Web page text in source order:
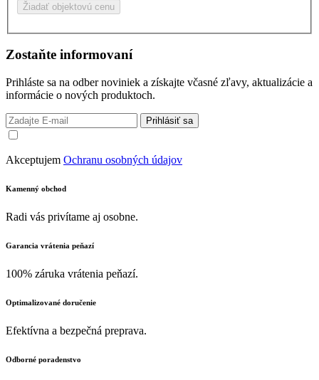
Žiadať objektovú cenu
Zostaňte informovaní
Prihláste sa na odber noviniek a získajte včasné zľavy, aktualizácie a
informácie o nových produktoch.
Prihlásiť sa
Akceptujem Ochranu osobných údajov
Kamenný obchod
Radi vás privítame aj osobne.
Garancia vrátenia peňazí
100% záruka vrátenia peňazí.
Optimalizované doručenie
Efektívna a bezpečná preprava.
Odborné poradenstvo